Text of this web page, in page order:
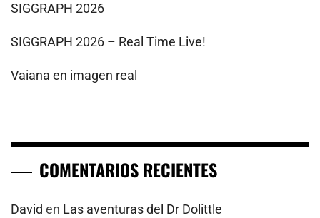
SIGGRAPH 2026
SIGGRAPH 2026 – Real Time Live!
Vaiana en imagen real
COMENTARIOS RECIENTES
David en Las aventuras del Dr Dolittle